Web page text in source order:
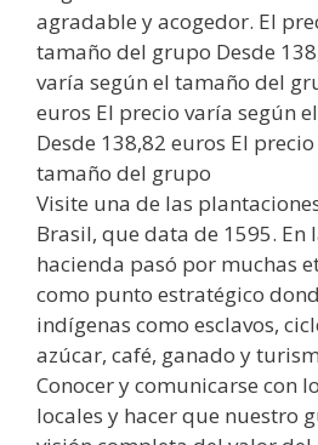
agradable y acogedor. El
tamaño del grupo Desde
varía según el tamaño del
euros El precio varía según
Desde 138,82 euros El
tamaño del grupo
Visite una de las
Brasil, que data de 1595. En
hacienda pasó por muchas
como punto estratégico
indígenas como esclavos,
azúcar, café, ganado y
Conocer y comunicarse con
locales y hacer que nuestro